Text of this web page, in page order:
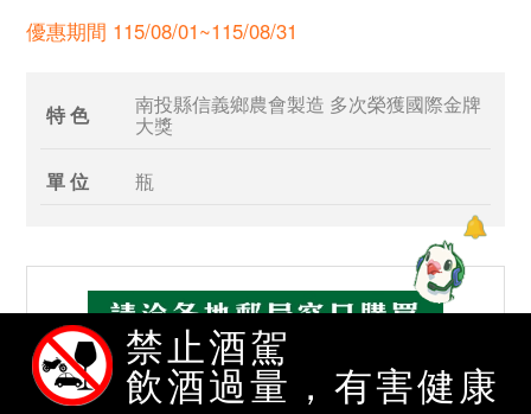
優惠期間 115/08/01~115/08/31
特 色 南投縣信義鄉農會製造 多次榮獲國際金牌
大獎
單 位 瓶
禁止酒駕
飲酒過量，有害健康